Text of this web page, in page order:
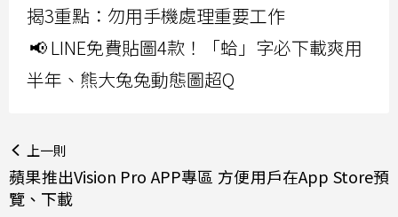
揭3重點：勿用手機處理重要工作
📢 LINE免費貼圖4款！「蛤」字必下載爽用
半年、熊大兔兔動態圖超Q
上一則
蘋果推出Vision Pro APP專區 方便用戶在App Store預
覽、下載